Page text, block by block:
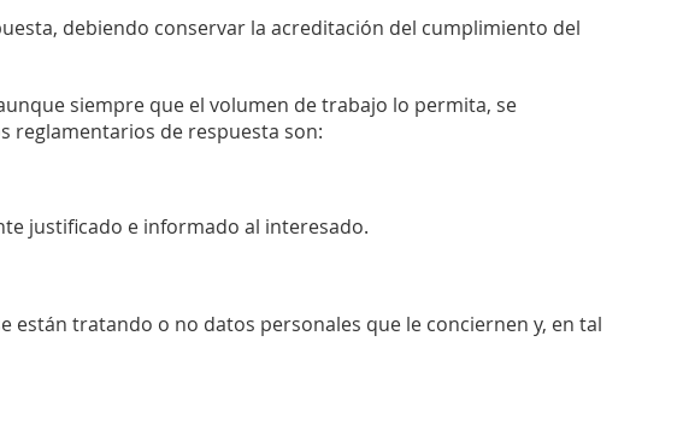
debiendo conservar la acreditación del cumplimiento del
siempre que el volumen de trabajo lo permita, se
reglamentarios de respuesta son:
justificado e informado al interesado.
tratando o no datos personales que le conciernen y, en tal